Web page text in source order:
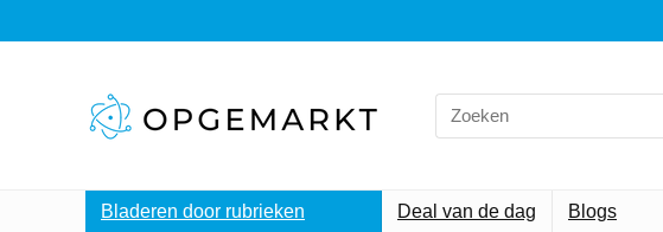
Search
for:
Bladeren door rubrieken Deal van de dag Blogs